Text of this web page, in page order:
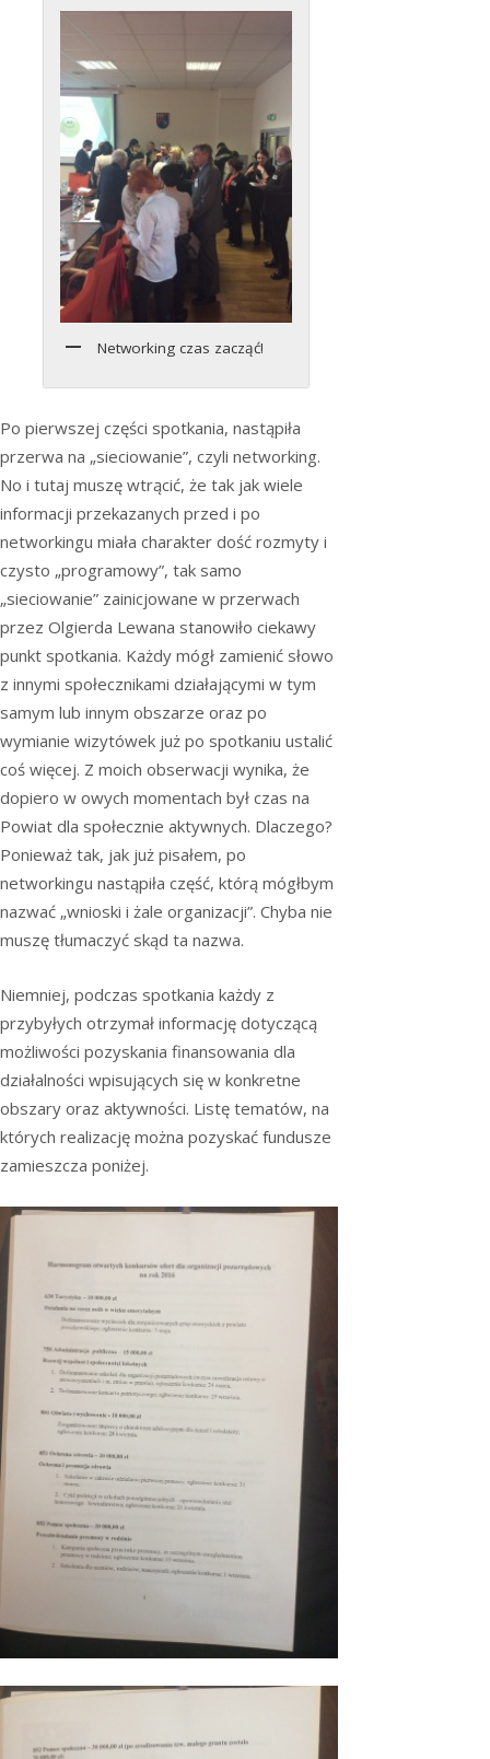
Networking czas zacząć!
Po pierwszej części spotkania, nastąpiła
przerwa na „sieciowanie”, czyli networking.
No i tutaj muszę wtrącić, że tak jak wiele
informacji przekazanych przed i po
networkingu miała charakter dość rozmyty i
czysto „programowy”, tak samo
„sieciowanie” zainicjowane w przerwach
przez Olgierda Lewana stanowiło ciekawy
punkt spotkania. Każdy mógł zamienić słowo
z innymi społecznikami działającymi w tym
samym lub innym obszarze oraz po
wymianie wizytówek już po spotkaniu ustalić
coś więcej. Z moich obserwacji wynika, że
dopiero w owych momentach był czas na
Powiat dla społecznie aktywnych. Dlaczego?
Ponieważ tak, jak już pisałem, po
networkingu nastąpiła część, którą mógłbym
nazwać „wnioski i żale organizacji”. Chyba nie
muszę tłumaczyć skąd ta nazwa.
Niemniej, podczas spotkania każdy z
przybyłych otrzymał informację dotyczącą
możliwości pozyskania finansowania dla
działalności wpisujących się w konkretne
obszary oraz aktywności. Listę tematów, na
których realizację można pozyskać fundusze
zamieszcza poniżej.